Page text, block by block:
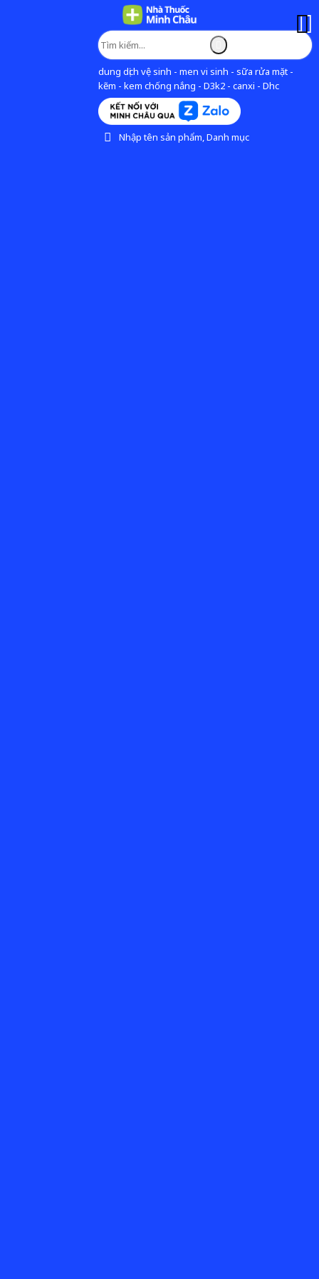
dung dịch vệ sinh - men vi sinh - sữa rửa mặt -
kẽm - kem chống nắng - D3k2 - canxi - Dhc
Nhập tên sản phẩm, Danh mục